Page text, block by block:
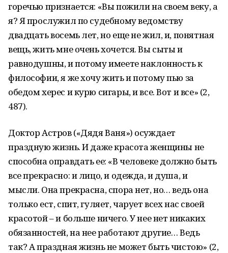
горечью признается: «Вы пожили на своем веку, а
я? Я прослужил по судебному ведомству
двадцать восемь лет, но еще не жил, и, понятная
вещь, жить мне очень хочется. Вы сыты и
равнодушны, и потому имеете наклонность к
философии, я же хочу жить и потому пью за
обедом херес и курю сигары, и все. Вот и все» (2,
487).
Доктор Астров («Дядя Ваня») осуждает
праздную жизнь. И даже красота женщины не
способна оправдать ее: «В человеке должно быть
все прекрасно: и лицо, и одежда, и душа, и
мысли. Она прекрасна, спора нет, но… ведь она
только ест, спит, гуляет, чарует всех нас своей
красотой – и больше ничего. У нее нет никаких
обязанностей, на нее работают другие… Ведь
так? А праздная жизнь не может быть чистою» (2,